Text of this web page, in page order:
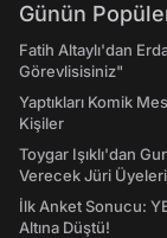
Günün
Fatih Altaylı'dan
Görevlisisiniz"
Yaptıkları Komik
Kişiler
Toygar Işıklı'dan
Verecek Jüri
İlk Anket Sonucu:
Altına Düştü!